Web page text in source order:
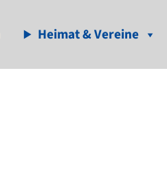
Heimat & Vereine